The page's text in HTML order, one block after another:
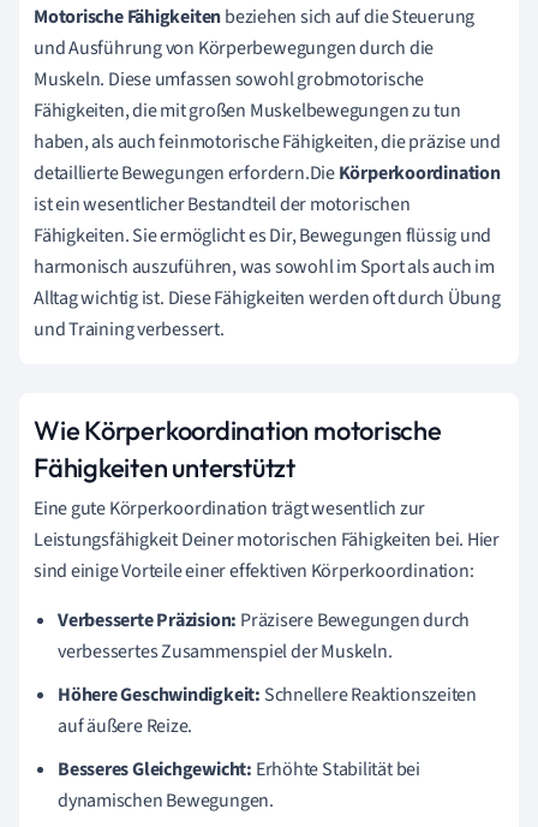
Motorische Fähigkeitenbeziehen sich auf die Steuerung
und Ausführung von Körperbewegungen durch die
Muskeln. Diese umfassen sowohl grobmotorische
Fähigkeiten, die mit großen Muskelbewegungen zu tun
haben, als auch feinmotorische Fähigkeiten, die präzise und
detaillierte Bewegungen erfordern.DieKörperkoordination
ist ein wesentlicher Bestandteil der motorischen
Fähigkeiten. Sie ermöglicht es Dir, Bewegungen flüssig und
harmonisch auszuführen, was sowohl im Sport als auch im
Alltag wichtig ist. Diese Fähigkeiten werden oft durch Übung
und Training verbessert.
Wie Körperkoordination motorische
Fähigkeiten unterstützt
Eine gute Körperkoordination trägt wesentlich zur
Leistungsfähigkeit Deiner motorischen Fähigkeiten bei. Hier
sind einige Vorteile einer effektiven Körperkoordination:
Verbesserte Präzision: Präzisere Bewegungen durch
verbessertes Zusammenspiel der Muskeln.
Höhere Geschwindigkeit: Schnellere Reaktionszeiten
auf äußere Reize.
Besseres Gleichgewicht: Erhöhte Stabilität bei
dynamischen Bewegungen.